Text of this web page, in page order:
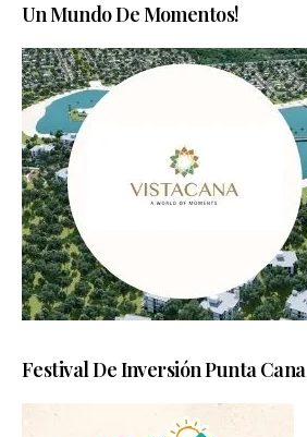
Un Mundo De Momentos!
Festival De Inversión Punta Cana